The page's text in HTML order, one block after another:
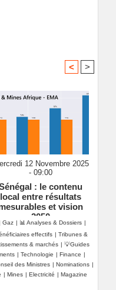
< >
12 Novembre 2025
- 09:00
: le contenu
local entre résultats
et vision
2050
Gaz | 📊 Analyses & Dossiers |
effectifs | Tribunes &
& marchés | 💡Guides
| Technologie | Finance |
des Ministres | Nominations |
| Mines | Electricité | Magazine